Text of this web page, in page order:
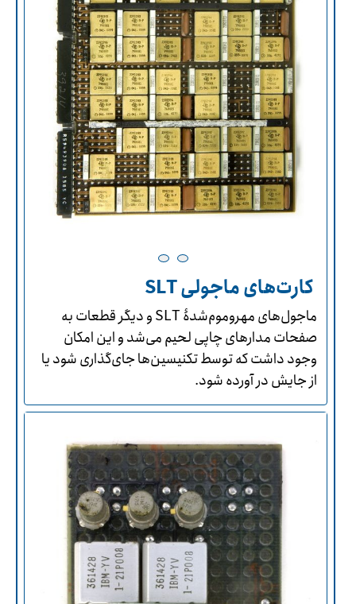
کارت‌های ماجولی SLT
ماجول‌های مهروموم‌شدۀ SLT و دیگر قطعات به
صفحات مدارهای چاپی لحیم می‌شد و این امکان
وجود داشت که توسط تکنیسین‌ها جای‌گذاری شود یا
از جایش در آورده شود.